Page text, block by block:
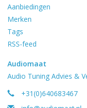
Aanbiedingen
Merken
Tags
RSS-feed
Audiomaat
Audio Tuning Advies &
+31(0)640683467